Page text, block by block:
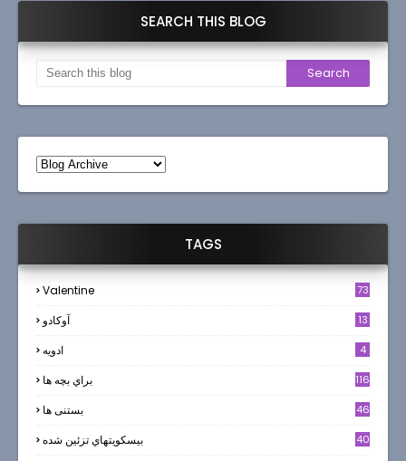
SEARCH THIS BLOG
TAGS
Valentine 73
آوکادو 13
ادويه 4
براي بچه ها 116
بستنی ها 46
بيسكويتهاي تزئين شده 40